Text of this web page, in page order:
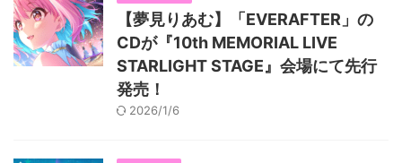
【夢見りあむ】「EVERAFTER」の
CDが『10th MEMORIAL LIVE
STARLIGHT STAGE』会場にて先行
発売！
2026/1/6